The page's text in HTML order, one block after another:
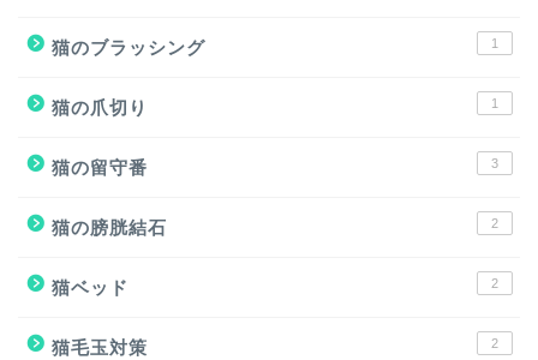
猫のブラッシング 1
猫の爪切り 1
猫の留守番 3
猫の膀胱結石 2
猫ベッド 2
猫毛玉対策 2